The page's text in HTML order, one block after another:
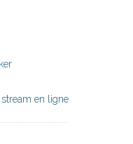
en ligne